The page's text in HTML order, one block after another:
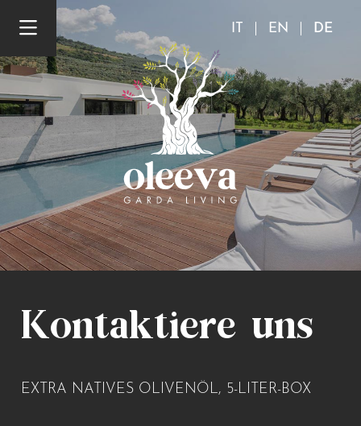
EN DE
Kontaktiere uns
EXTRA NATIVES OLIVENÖL, 5-LITER-BOX